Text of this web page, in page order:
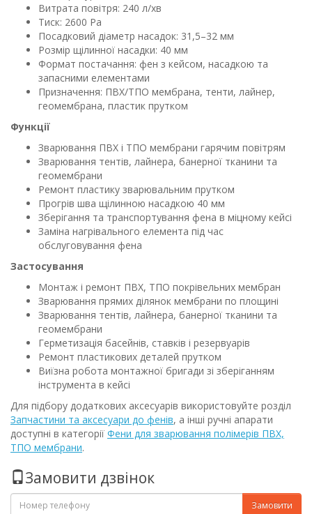
Витрата повітря: 240 л/хв
Тиск: 2600 Pa
Посадковий діаметр насадок: 31,5–32 мм
Розмір щілинної насадки: 40 мм
Формат постачання: фен з кейсом, насадкою та
запасними елементами
Призначення: ПВХ/ТПО мембрана, тенти, лайнер,
геомембрана, пластик прутком
Функції
Зварювання ПВХ і ТПО мембрани гарячим повітрям
Зварювання тентів, лайнера, банерної тканини та
геомембрани
Ремонт пластику зварювальним прутком
Прогрів шва щілинною насадкою 40 мм
Зберігання та транспортування фена в міцному кейсі
Заміна нагрівального елемента під час
обслуговування фена
Застосування
Монтаж і ремонт ПВХ, ТПО покрівельних мембран
Зварювання прямих ділянок мембрани по площині
Зварювання тентів, лайнера, банерної тканини та
геомембрани
Герметизація басейнів, ставків і резервуарів
Ремонт пластикових деталей прутком
Виїзна робота монтажної бригади зі зберіганням
інструмента в кейсі
Для підбору додаткових аксесуарів використовуйте розділ
Запчастини та аксесуари до фенів, а інші ручні апарати
доступні в категорії Фени для зварювання полімерів ПВХ,
ТПО мембрани.
Замовити дзвінок
Замовити